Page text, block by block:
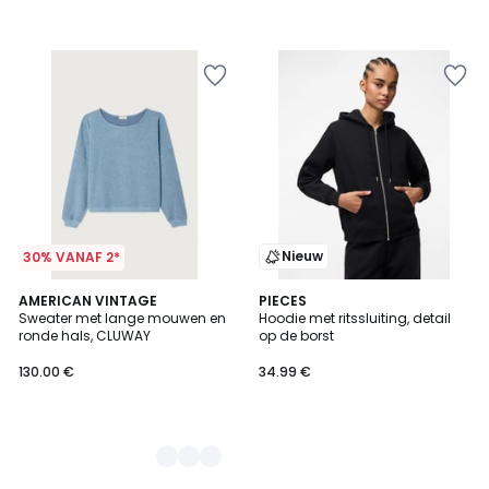
30% VANAF 2*
AMERICAN VINTAGE
Sweater met lange mouwen en
ronde hals, CLUWAY
130.00 €
2
Kleuren
Nieuw
PIECES
Hoodie met ritssluiting, detail
op de borst
34.99 €